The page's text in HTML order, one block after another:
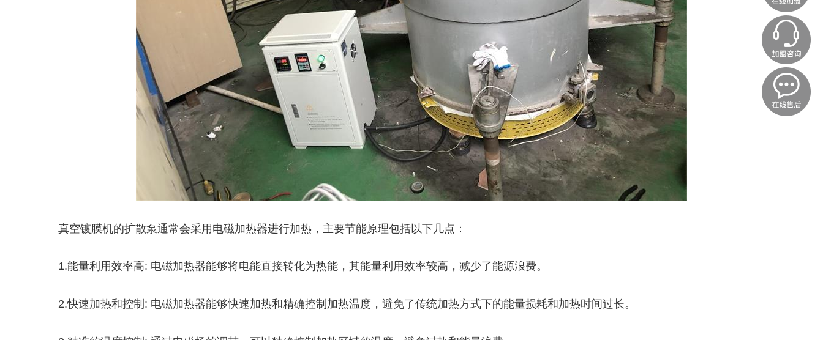
真空镀膜机的扩散泵通常会采用电磁加热器进行加热，主要节能原理包括以下几点：
1.能量利用效率高: 电磁加热器能够将电能直接转化为热能，其能量利用效率较高，减少了能源浪费。
2.快速加热和控制: 电磁加热器能够快速加热和精确控制加热温度，避免了传统加热方式下的能量损耗和加热时间过长。